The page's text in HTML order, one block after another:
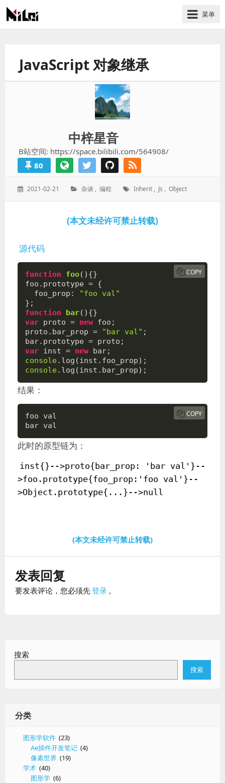
有
的
菜单
JavaScript 对象继承
中梓星音
B站空间: https://space.bilibili.com/564908/
80
发
2021-02-21
分
杂谈 , 编程
标
Inherit , Js , Object
(本文未经许可禁止转载)
源代码
function foo( ) {}
foo.prototype = {
foo_prop :
"foo val"
function
bar( )
var proto = new foo;
proto.bar_prop =
"bar val" ;
var inst = new
console
console.log(inst.bar_prop);
COPY
结果：
foo val
bar val
COPY
此时的原型链为：
inst{}-->proto{bar_prop: 'bar val'}--
>foo.prototype{foo_prop:'foo val'}--
>Object.prototype{...}-->null
(本文未经许可禁止转载)
发表回复
要发表评论，您必须先登录 。
搜索
搜索
分类
图形学软件 (23)
Ae插件开发笔记 (4)
像素世界 (19)
学术 (40)
图形学 (6)